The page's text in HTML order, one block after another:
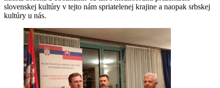
slovenskej kultúry v tejto nám spriatelenej krajine a naopak srbskej
kultúry u nás.